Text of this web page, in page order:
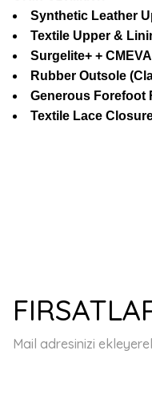
Synthetic Leather
Textile Upper &
Surgelite+ +
Rubber Outsole
Generous Forefoot
Textile Lace
Ürün açıklamasında
Ürün fiyatı diğer
Mail adresinizi